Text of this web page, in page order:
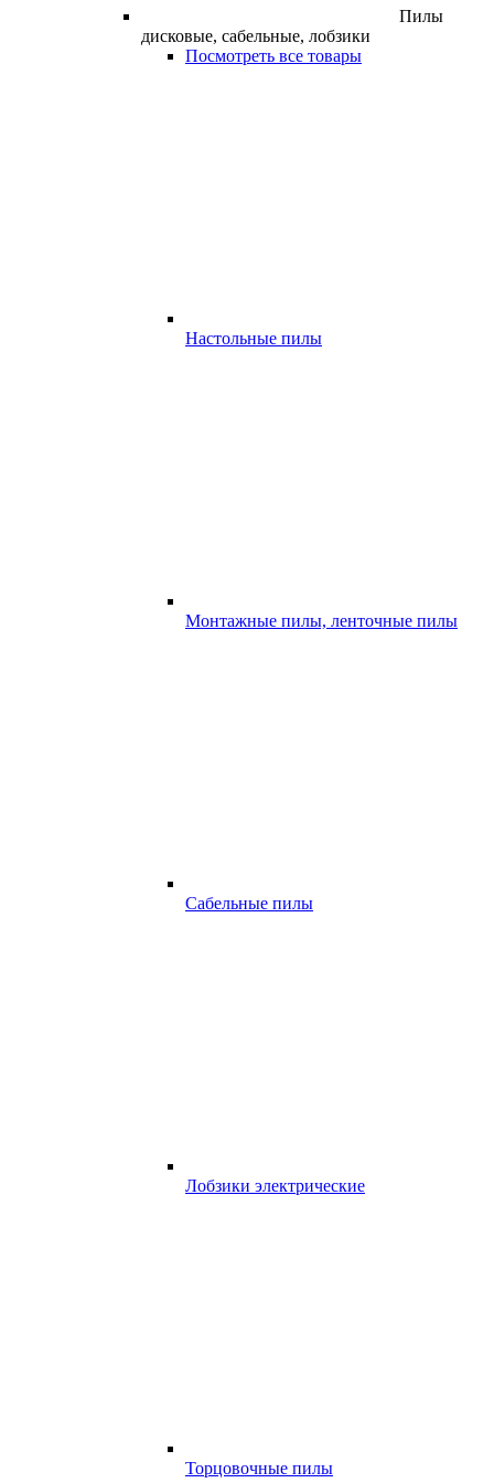
Пилы
дисковые, сабельные, лобзики
Посмотреть все товары
Настольные пилы
Монтажные пилы, ленточные пилы
Сабельные пилы
Лобзики электрические
Торцовочные пилы